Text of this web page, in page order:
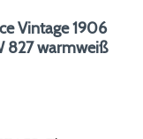
Vintage 1906
827 warmweiß